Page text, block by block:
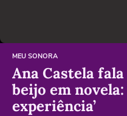
MEU SONORA
Ana Castela
beijo em novela:
experiência’